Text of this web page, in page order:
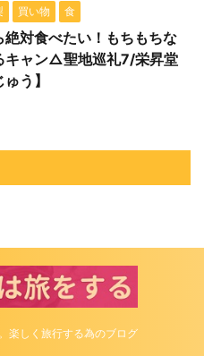
買い物 食
絶対食べたい！もちもちな
キャン△聖地巡礼7/栄昇堂
う】
楽しく旅行する為のブログ